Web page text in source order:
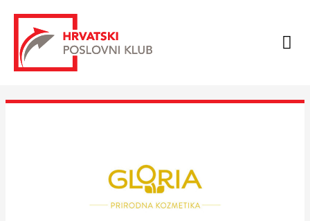
content
navigation